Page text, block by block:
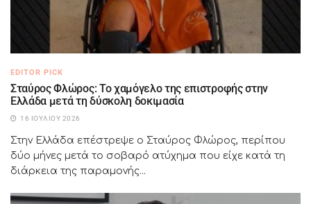
EDITOR PICK
Σταύρος Φλώρος: Το χαμόγελο της επιστροφής στην
Ελλάδα μετά τη δύσκολη δοκιμασία
16 ΙΟΥΛΊΟΥ 2026
Στην Ελλάδα επέστρεψε ο Σταύρος Φλώρος, περίπου
δύο μήνες μετά το σοβαρό ατύχημα που είχε κατά τη
διάρκεια της παραμονής...